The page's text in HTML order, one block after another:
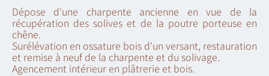
Dépose d'une charpente ancienne en vue de la
récupération des solives et de la poutre porteuse en
chêne.
Surélévation en ossature bois d'un versant, restauration
et remise à neuf de la charpente et du solivage.
Agencement intérieur en plâtrerie et bois.